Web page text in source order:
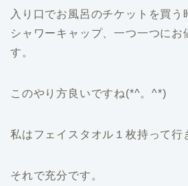
入り口でお風呂のチケットを買う
シャワーキャップ、一つ一つにお
す。
このやり方良いですね(*^。^*)
私はフェイスタオル１枚持って行
それで充分です。